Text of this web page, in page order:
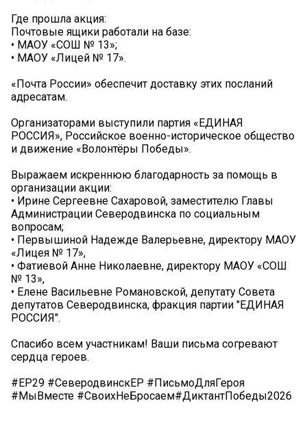
Где прошла акция:
Почтовые ящики работали на базе:
• МАОУ «СОШ № 13»;
• МАОУ «Лицей № 17».
«Почта России» обеспечит доставку этих посланий
адресатам.
Организаторами выступили партия «ЕДИНАЯ
РОССИЯ», Российское военно-историческое общество
и движение «Волонтёры Победы».
Выражаем искреннюю благодарность за помощь в
организации акции:
• Ирине Сергеевне Сахаровой, заместителю Главы
Администрации Северодвинска по социальным
вопросам;
• Первышиной Надежде Валерьевне, директору МАОУ
«Лицея № 17»,
• Фатиевой Анне Николаевне, директору МАОУ «СОШ
№ 13»,
• Елене Васильевне Романовской, депутату Совета
депутатов Северодвинска, фракция партии "ЕДИНАЯ
РОССИЯ".
Спасибо всем участникам! Ваши письма согревают
сердца героев. ️
#ЕР29 #СеверодвинскЕР #ПисьмоДляГероя
#МыВместе #СвоихНеБросаем#ДиктантПобеды2026